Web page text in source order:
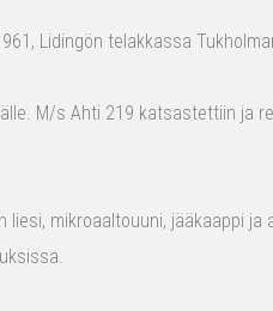
Lidingön telakkassa
M/s Ahti 219 katsastettiin ja
mikroaaltouuni, jääkaappi ja